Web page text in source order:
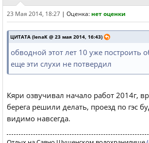
23 Мая 2014, 18:27 | Оценка: нет оценки
ЦИТАТА (lenaK @ 23 мая 2014, 16:43)
обводной этот лет 10 уже построить
еще эти слухи не потвердил
Кяри озвучивал начало работ 2014г,
берега решили делать, проезд по гэс
видимо навсегда.